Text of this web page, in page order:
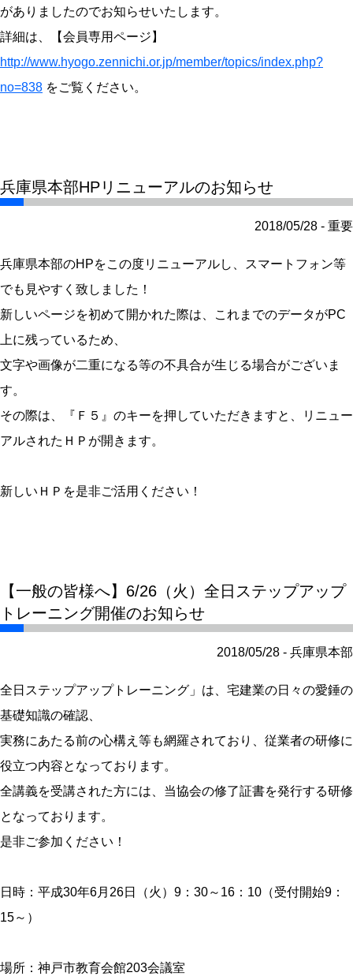
がありましたのでお知らせいたします。
詳細は、【会員専用ページ】
http://www.hyogo.zennichi.or.jp/member/topics/index.php?
no=838 をご覧ください。
兵庫県本部HPリニューアルのお知らせ
2018/05/28 - 重要
兵庫県本部のHPをこの度リニューアルし、スマートフォン等
でも見やすく致しました！
新しいページを初めて開かれた際は、これまでのデータがPC
上に残っているため、
文字や画像が二重になる等の不具合が生じる場合がございま
す。
その際は、『Ｆ５』のキーを押していただきますと、リニュー
アルされたＨＰが開きます。
新しいＨＰを是非ご活用ください！
【一般の皆様へ】6/26（火）全日ステップアップ
トレーニング開催のお知らせ
2018/05/28 - 兵庫県本部
全日ステップアップトレーニング」は、宅建業の日々の愛錘の
基礎知識の確認、
実務にあたる前の心構え等も網羅されており、従業者の研修に
役立つ内容となっております。
全講義を受講された方には、当協会の修了証書を発行する研修
となっております。
是非ご参加ください！
日時：平成30年6月26日（火）9：30～16：10（受付開始9：
15～）
場所：神戸市教育会館203会議室